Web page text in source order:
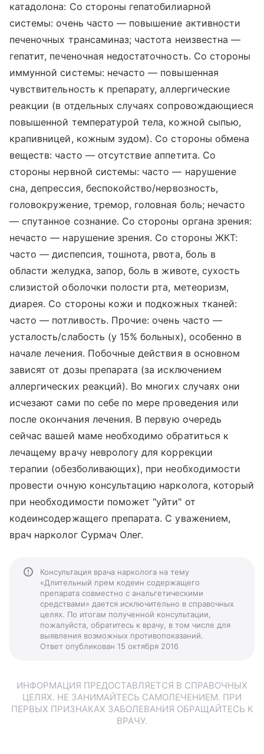
катадолона: Со стороны гепатобилиарной
системы: очень часто — повышение активности
печеночных трансаминаз; частота неизвестна —
гепатит, печеночная недостаточность. Со стороны
иммунной системы: нечасто — повышенная
чувствительность к препарату, аллергические
реакции (в отдельных случаях сопровождающиеся
повышенной температурой тела, кожной сыпью,
крапивницей, кожным зудом). Со стороны обмена
веществ: часто — отсутствие аппетита. Со
стороны нервной системы: часто — нарушение
сна, депрессия, беспокойство/нервозность,
головокружение, тремор, головная боль; нечасто
— спутанное сознание. Со стороны органа зрения:
нечасто — нарушение зрения. Со стороны ЖКТ:
часто — диспепсия, тошнота, рвота, боль в
области желудка, запор, боль в животе, сухость
слизистой оболочки полости рта, метеоризм,
диарея. Со стороны кожи и подкожных тканей:
часто — потливость. Прочие: очень часто —
усталость/слабость (у 15% больных), особенно в
начале лечения. Побочные действия в основном
зависят от дозы препарата (за исключением
аллергических реакций). Во многих случаях они
исчезают сами по себе по мере проведения или
после окончания лечения. В первую очередь
сейчас вашей маме необходимо обратиться к
лечащему врачу неврологу для коррекции
терапии (обезболивающих), при необходимости
провести очную консультацию нарколога, который
при необходимости поможет "уйти" от
кодеинсодержащего препарата. С уважением,
врач нарколог Сурмач Олег.
Консультация врача нарколога на тему
«Длительный прем кодеин содержащего
препарата совместно с анальгетическими
средствами» дается исключительно в справочных
целях. По итогам полученной консультации,
пожалуйста, обратитесь к врачу, в том числе для
выявления возможных противопоказаний.
Ответ опубликован 15 октября 2016
ИНФОРМАЦИЯ ПРЕДОСТАВЛЯЕТСЯ В СПРАВОЧНЫХ
ЦЕЛЯХ. НЕ ЗАНИМАЙТЕСЬ САМОЛЕЧЕНИЕМ. ПРИ
ПЕРВЫХ ПРИЗНАКАХ ЗАБОЛЕВАНИЯ ОБРАЩАЙТЕСЬ К
ВРАЧУ.